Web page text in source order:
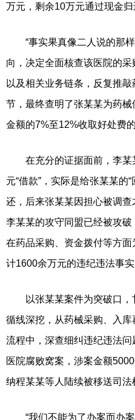
万元，剩余10万元通过现金归
“事实果真像二人说的那样
向，决定全面核查该医院的
以及相关业务链条，反复推
节，最终查明了张某某为药
金额的7%至12%收取好处费
在充分的证据面前，李某
元“借款”，实际是给张某某的
还，后来张某某因担心被调
李某某的攻守同盟已经被攻
在药品采购、资金拨付等方面
计1600余万元的违纪违法事实
以张某某案件为突破口，
循线深挖，从药械采购、入
流程中，深查细纠违纪违法
医院腐败窝案，涉案金额
纳程某某等人陆续被移送司法
“我们不能为了办案而办案